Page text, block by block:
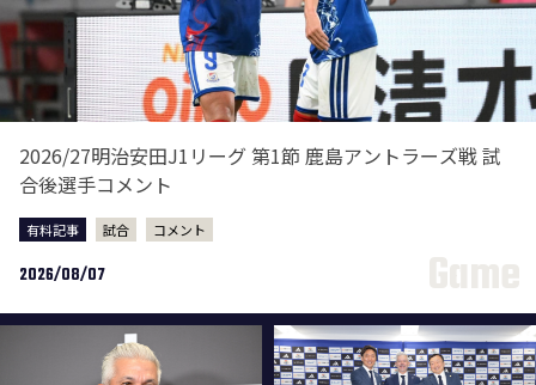
2026/27明治安田J1リーグ 第1節 鹿島アントラーズ戦 試
合後選手コメント
有料記事 試合 コメント
2026/08/07